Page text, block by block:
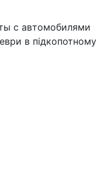
с автомобилями
в підкопотному